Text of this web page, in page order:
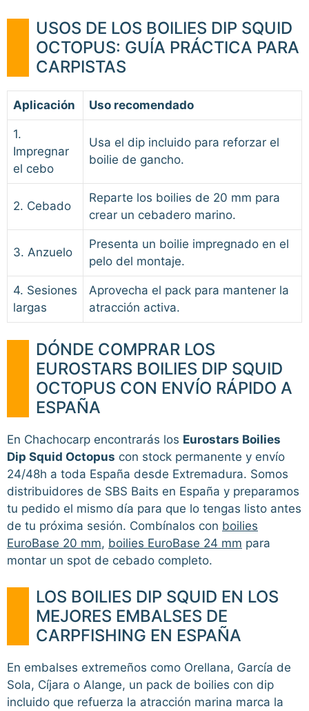
USOS DE LOS BOILIES DIP SQUID
OCTOPUS: GUÍA PRÁCTICA PARA
CARPISTAS
Aplicación Uso recomendado
1.
Impregnar
el cebo
Usa el dip incluido para reforzar el
boilie de gancho.
2. Cebado
Reparte los boilies de 20 mm para
crear un cebadero marino.
3. Anzuelo
Presenta un boilie impregnado en el
pelo del montaje.
4. Sesiones
largas
Aprovecha el pack para mantener la
atracción activa.
DÓNDE COMPRAR LOS
EUROSTARS BOILIES DIP SQUID
OCTOPUS CON ENVÍO RÁPIDO A
ESPAÑA
En Chachocarp encontrarás los Eurostars Boilies
Dip Squid Octopus con stock permanente y envío
24/48h a toda España desde Extremadura. Somos
distribuidores de SBS Baits en España y preparamos
tu pedido el mismo día para que lo tengas listo antes
de tu próxima sesión. Combínalos con boilies
EuroBase 20 mm, boilies EuroBase 24 mm para
montar un spot de cebado completo.
LOS BOILIES DIP SQUID EN LOS
MEJORES EMBALSES DE
CARPFISHING EN ESPAÑA
En embalses extremeños como Orellana, García de
Sola, Cíjara o Alange, un pack de boilies con dip
incluido que refuerza la atracción marina marca la